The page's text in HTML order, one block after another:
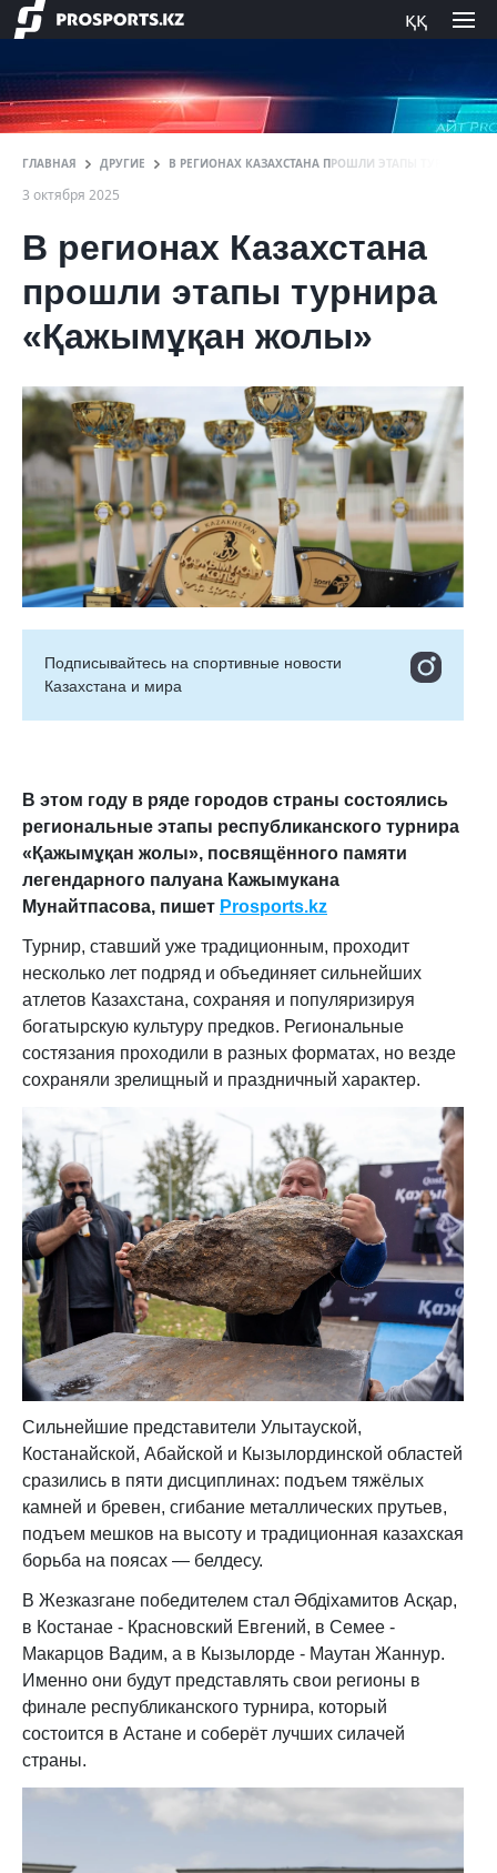
ққ
ГЛАВНАЯ ДРУГИЕ В РЕГИОНАХ КАЗАХСТАНА ПРОШЛИ ЭТАПЫ ТУРНИРА
3 октября 2025
В регионах Казахстана
прошли этапы турнира
«Қажымұқан жолы»
Подписывайтесь на cпортивные новости
Казахстана и мира
В этом году в ряде городов страны состоялись
региональные этапы республиканского турнира
«Қажымұқан жолы», посвящённого памяти
легендарного палуана Кажымукана
Мунайтпасова, пишет Prosports.kz
Турнир, ставший уже традиционным, проходит
несколько лет подряд и объединяет сильнейших
атлетов Казахстана, сохраняя и популяризируя
богатырскую культуру предков. Региональные
состязания проходили в разных форматах, но везде
сохраняли зрелищный и праздничный характер.
Сильнейшие представители Улытауской,
Костанайской, Абайской и Кызылординской областей
сразились в пяти дисциплинах: подъем тяжёлых
камней и бревен, сгибание металлических прутьев,
подъем мешков на высоту и традиционная казахская
борьба на поясах — белдесу.
В Жезказгане победителем стал Әбдіхамитов Асқар,
в Костанае - Красновский Евгений, в Семее -
Макарцов Вадим, а в Кызылорде - Маутан Жаннур.
Именно они будут представлять свои регионы в
финале республиканского турнира, который
состоится в Астане и соберёт лучших силачей
страны.